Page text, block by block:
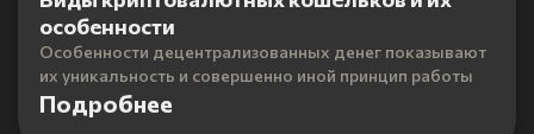
особенности
Особенности децентрализованных денег показывают
их уникальность и совершенно иной принцип работы
Подробнее